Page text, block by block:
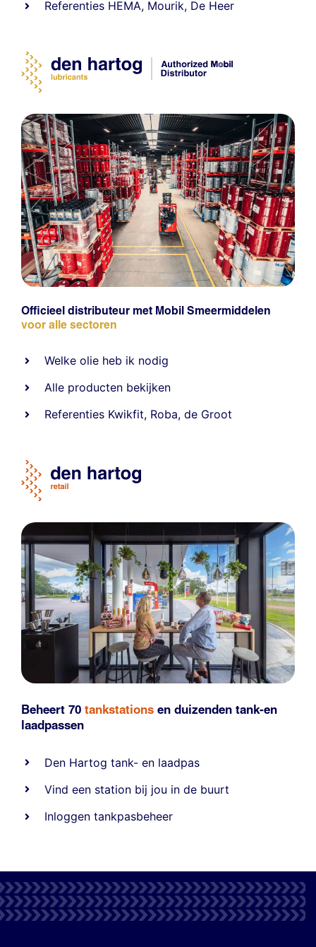
Referenties HEMA, Mourik, De Heer
Officieel distributeur met Mobil Smeermiddelen
voor alle sectoren
Welke olie heb ik nodig
Alle producten bekijken
Referenties Kwikfit, Roba,de Groot
Beheert 70 tankstations en duizenden tank-en
laadpassen
Den Hartog tank- en laadpas
Vind een station bij jou in de buurt
Inloggen tankpasbeheer